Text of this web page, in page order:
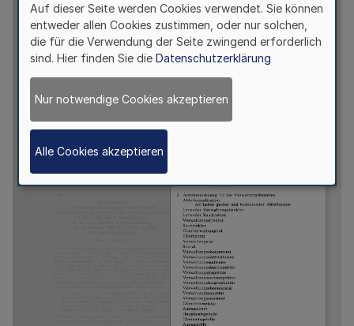
Auf dieser Seite werden Cookies verwendet. Sie können
entweder allen Cookies zustimmen, oder nur solchen,
die für die Verwendung der Seite zwingend erforderlich
sind. Hier finden Sie die Datenschutzerklärung
Nur notwendige Cookies akzeptieren
Alle Cookies akzeptieren